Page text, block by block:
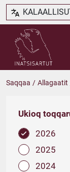
Saqqaa / Allagaatit
Ukioq
2026
2025
2024